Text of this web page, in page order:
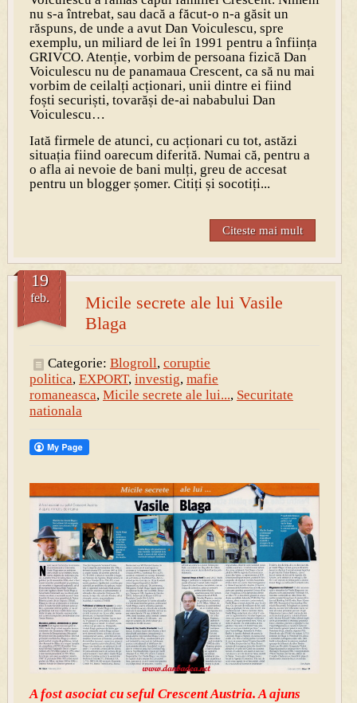
nu s-a întrebat, sau dacă a făcut-o n-a găsit un
răspuns, de unde a avut Dan Voiculescu, spre
exemplu, un miliard de lei în 1991 pentru a înființa
GRIVCO. Atenție, vorbim de persoana fizică Dan
Voiculescu nu de panamaua Crescent, ca să nu mai
vorbim de ceilalți acționari, unii dintre ei fiind
foști securiști, tovarăși de-ai nababului Dan
Voiculescu…
Iată firmele de atunci, cu acționari cu tot, astăzi
situația fiind oarecum diferită. Numai că, pentru a
o afla ai nevoie de bani mulți, greu de accesat
pentru un blogger șomer. Citiți și socotiți...
Citeste mai mult
Micile secrete ale lui Vasile
Blaga
19
feb.
Categorie: Blogroll, coruptie
politica, EXPORT, investig, mafie
romaneasca, Micile secrete ale lui..., Securitate
nationala
A fost asociat cu seful Crescent Austria. A ajuns